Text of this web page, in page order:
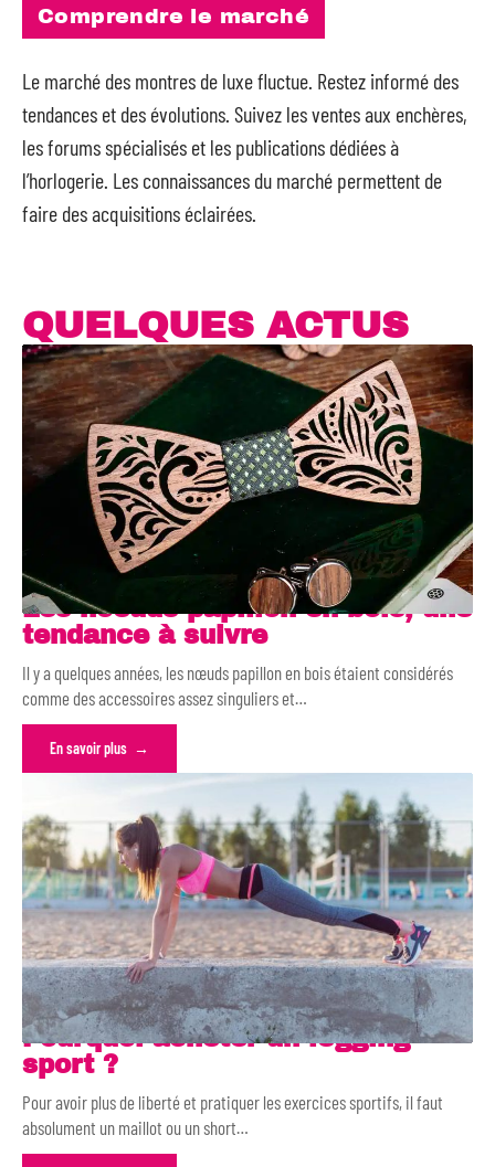
Comprendre le marché
Le marché des montres de luxe fluctue. Restez informé des
tendances et des évolutions. Suivez les ventes aux enchères,
les forums spécialisés et les publications dédiées à
l’horlogerie. Les connaissances du marché permettent de
faire des acquisitions éclairées.
QUELQUES ACTUS
Les noeuds papillon en bois, une
tendance à suivre
Il y a quelques années, les nœuds papillon en bois étaient considérés
comme des accessoires assez singuliers et…
En savoir plus
Pourquoi acheter un legging
sport ?
Pour avoir plus de liberté et pratiquer les exercices sportifs, il faut
absolument un maillot ou un short…